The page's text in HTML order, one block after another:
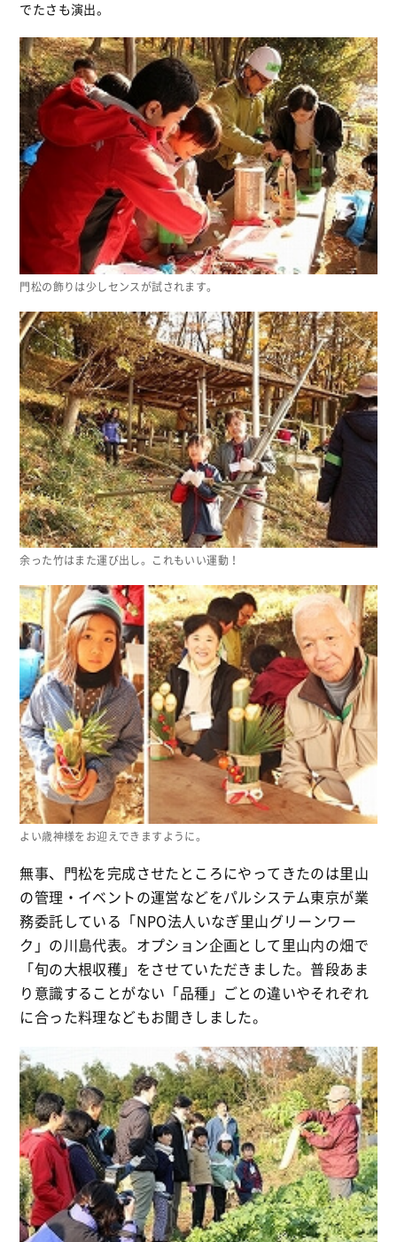
でたさも演出。
門松の飾りは少しセンスが試されます。
余った竹はまた運び出し。これもいい運動！
よい歳神様をお迎えできますように。
無事、門松を完成させたところにやってきたのは里山
の管理・イベントの運営などをパルシステム東京が業
務委託している「NPO法人いなぎ里山グリーンワー
ク」の川島代表。オプション企画として里山内の畑で
「旬の大根収穫」をさせていただきました。普段あま
り意識することがない「品種」ごとの違いやそれぞれ
に合った料理などもお聞きしました。